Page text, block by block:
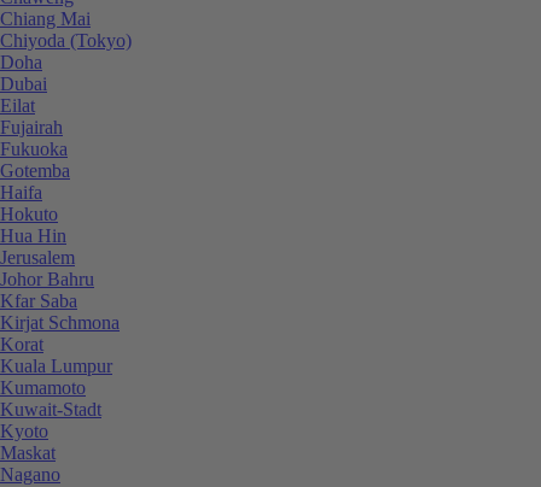
Chiang Mai
Chiyoda (Tokyo)
Doha
Dubai
Eilat
Fujairah
Fukuoka
Gotemba
Haifa
Hokuto
Hua Hin
Jerusalem
Johor Bahru
Kfar Saba
Kirjat Schmona
Korat
Kuala Lumpur
Kumamoto
Kuwait-Stadt
Kyoto
Maskat
Nagano